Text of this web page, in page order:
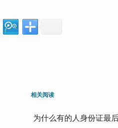
相关阅读
为什么有的人身份证最